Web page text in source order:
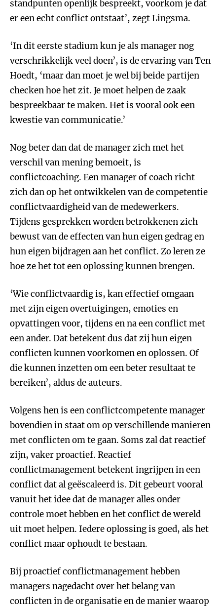
standpunten openlijk bespreekt, voorkom je dat
er een echt conflict ontstaat’, zegt Lingsma.
‘In dit eerste stadium kun je als manager nog
verschrikkelijk veel doen’, is de ervaring van Ten
Hoedt, ‘maar dan moet je wel bij beide partijen
checken hoe het zit. Je moet helpen de zaak
bespreekbaar te maken. Het is vooral ook een
kwestie van communicatie.’
Nog beter dan dat de manager zich met het
verschil van mening bemoeit, is
conflictcoaching. Een manager of coach richt
zich dan op het ontwikkelen van de competentie
conflictvaardigheid van de medewerkers.
Tijdens gesprekken worden betrokkenen zich
bewust van de effecten van hun eigen gedrag en
hun eigen bijdragen aan het conflict. Zo leren ze
hoe ze het tot een oplossing kunnen brengen.
‘Wie conflictvaardig is, kan effectief omgaan
met zijn eigen overtuigingen, emoties en
opvattingen voor, tijdens en na een conflict met
een ander. Dat betekent dus dat zij hun eigen
conflicten kunnen voorkomen en oplossen. Of
die kunnen inzetten om een beter resultaat te
bereiken’, aldus de auteurs.
Volgens hen is een conflictcompetente manager
bovendien in staat om op verschillende manieren
met conflicten om te gaan. Soms zal dat reactief
zijn, vaker proactief. Reactief
conflictmanagement betekent ingrijpen in een
conflict dat al geëscaleerd is. Dit gebeurt vooral
vanuit het idee dat de manager alles onder
controle moet hebben en het conflict de wereld
uit moet helpen. Iedere oplossing is goed, als het
conflict maar ophoudt te bestaan.
Bij proactief conflictmanagement hebben
managers nagedacht over het belang van
conflicten in de organisatie en de manier waarop